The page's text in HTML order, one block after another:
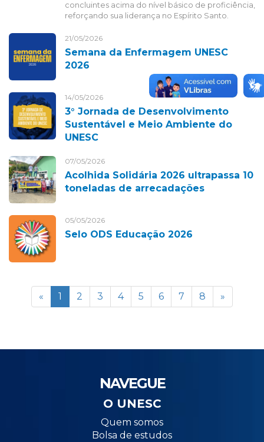
concluintes acima do nível básico de proficiência,
reforçando sua liderança no Espírito Santo.
21/05/2026
Semana da Enfermagem UNESC
2026
14/05/2026
3° Jornada de Desenvolvimento
Sustentável e Meio Ambiente do
UNESC
07/05/2026
Acolhida Solidária 2026 ultrapassa 10
toneladas de arrecadações
05/05/2026
Selo ODS Educação 2026
« 1 2 3 4 5 6 7 8 »
NAVEGUE
O UNESC
Quem somos
Bolsa de estudos